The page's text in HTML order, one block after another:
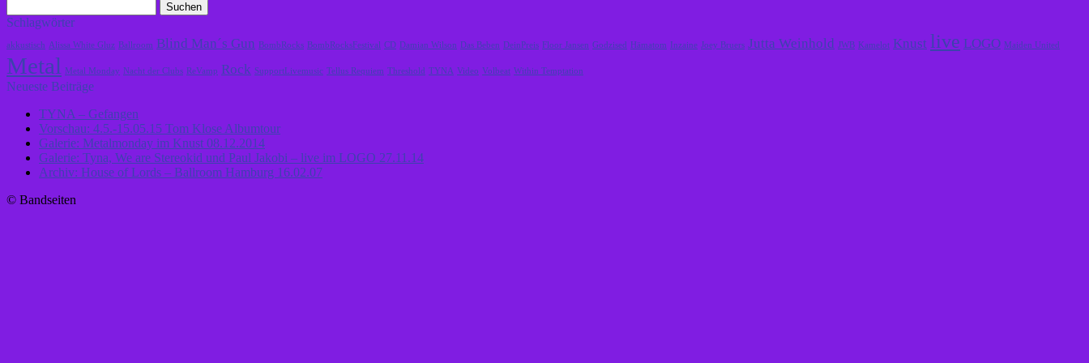
nach:
Schlagwörter
akkustisch Alissa White Gluz Ballroom Blind Man´s Gun BombRocks BombRocksFestival CD Damian Wilson Das Beben DeinPreis Floor Jansen Godzised Hämatom Inzaine Joey Bruers Jutta Weinhold JWB Kamelot Knust live LOGO Maiden United
Metal Metal Monday Nacht der Clubs ReVamp Rock SupportLivemusic Tellus Requiem Threshold TYNA Video Volbeat Within Temptation
Neueste Beiträge
TYNA – Gefangen
Vorschau: 4.5.-15.05.15 Tom Klose Albumtour
Galerie: Metalmonday im Knust 08.12.2014
Galerie: Tyna, We are Stereokid und Paul Jakobi – live im LOGO 27.11.14
Archiv: House of Lords – Ballroom Hamburg 16.02.07
© Bandseiten